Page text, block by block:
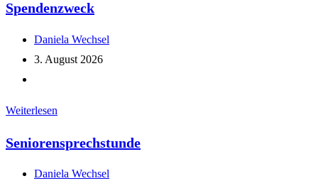
Spendenzweck
Beitrags-
Autor:
Daniela Wechsel
Beitrag
3. August 2026
Weiterlesen
Seniorensprechstunde
Beitrags-
Daniela Wechsel